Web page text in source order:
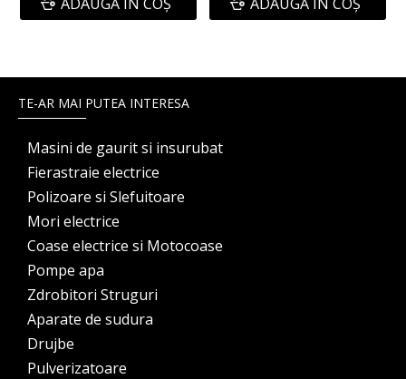
TE-AR MAI PUTEA INTERESA
Masini de gaurit si insurubat
Fierastraie electrice
Polizoare si Slefuitoare
Mori electrice
Coase electrice si Motocoase
Pompe apa
Zdrobitori Struguri
Aparate de sudura
Drujbe
Pulverizatoare